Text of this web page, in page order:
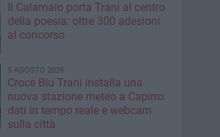
Il Calamaio porta Trani al centro
della poesia: oltre 300 adesioni
al concorso
5 AGOSTO 2026
Croce Blu Trani installa una
nuova stazione meteo a Capirro:
dati in tempo reale e webcam
sulla città